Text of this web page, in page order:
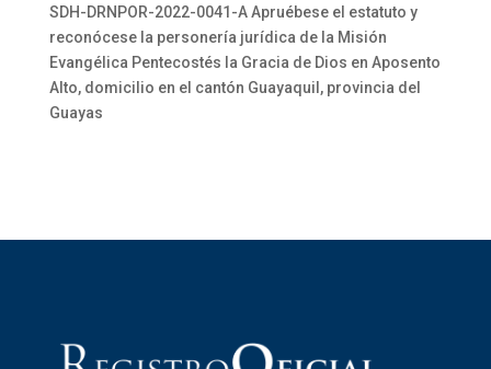
SDH-DRNPOR-2022-0041-A Apruébese el estatuto y
reconócese la personería jurídica de la Misión
Evangélica Pentecostés la Gracia de Dios en Aposento
Alto, domicilio en el cantón Guayaquil, provincia del
Guayas